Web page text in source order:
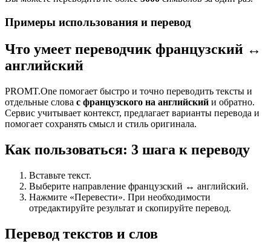
Примеры использования и перевод
Что умеет переводчик французский ↔
английский
PROMT.One помогает быстро и точно переводить тексты и
отдельные слова с французского на английский и обратно.
Сервис учитывает контекст, предлагает варианты перевода и
помогает сохранять смысл и стиль оригинала.
Как пользоваться: 3 шага к переводу
Вставьте текст.
Выберите направление французский ↔ английский.
Нажмите «Перевести». При необходимости
отредактируйте результат и скопируйте перевод.
Перевод текстов и слов